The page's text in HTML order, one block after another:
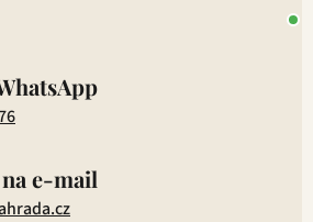
e-mail